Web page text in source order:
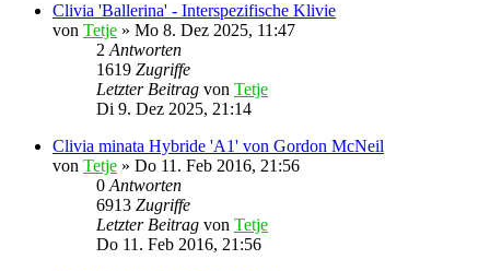
Clivia 'Ballerina' - Interspezifische Klivie
von Tetje » Mo 8. Dez 2025, 11:47
2 Antworten
1619 Zugriffe
Letzter Beitrag von Tetje
Di 9. Dez 2025, 21:14
Clivia minata Hybride 'A1' von Gordon McNeil
von Tetje » Do 11. Feb 2016, 21:56
0 Antworten
6913 Zugriffe
Letzter Beitrag von Tetje
Do 11. Feb 2016, 21:56